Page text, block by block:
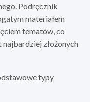
Podręcznik
materiałem
tematów, co
najbardziej złożonych
typy